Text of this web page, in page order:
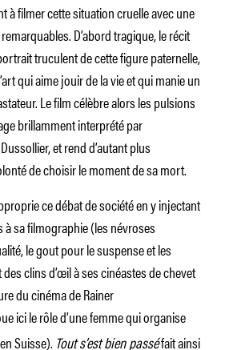
à filmer cette situation cruelle avec une
D’abord tragique, le récit
truculent de cette figure paternelle,
qui aime jouir de la vie et qui manie un
Le film célèbre alors les pulsions
brillamment interprété par
et rend d’autant plus
de choisir le moment de sa mort.
ce débat de société en y injectant
sa filmographie (les névroses
le gout pour le suspense et les
clins d’œil à ses cinéastes de chevet
du cinéma de Rainer
ici le rôle d’une femme qui organise
Suisse). Tout s’est bien passéfait ainsi